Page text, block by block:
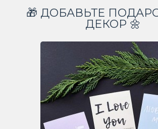
🎁 ДОБАВЬТЕ
ДЕКОР 🌼